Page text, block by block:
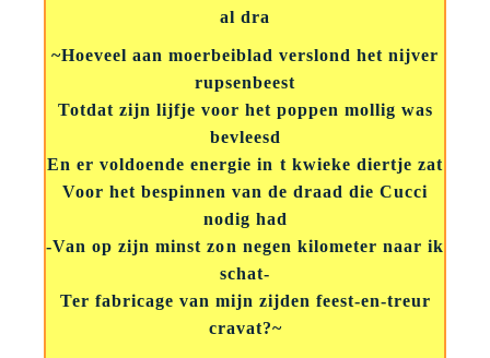
al dra
~Hoeveel aan moerbeiblad verslond het nijver
rupsenbeest
Totdat zijn lijfje voor het poppen mollig was
bevleesd
En er voldoende energie in t kwieke diertje zat
Voor het bespinnen van de draad die Cucci
nodig had
-Van op zijn minst zon negen kilometer naar ik
schat-
Ter fabricage van mijn zijden feest-en-treur
cravat?~